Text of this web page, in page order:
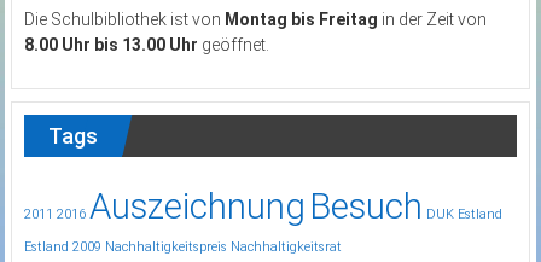
Die Schulbibliothek ist von Montag bis Freitag in der Zeit von
8.00 Uhr bis 13.00 Uhr geöffnet.
Tags
2011 2016 Auszeichnung Besuch DUK Estland
Estland 2009 Nachhaltigkeitspreis Nachhaltigkeitsrat